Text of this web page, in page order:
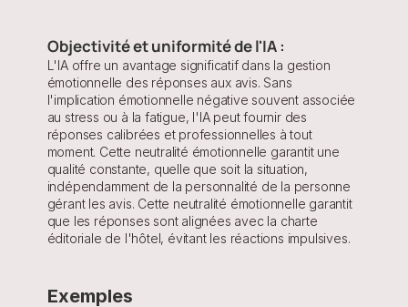
Objectivité et uniformité de l'IA :
L'IA offre un avantage significatif dans la gestion
émotionnelle des réponses aux avis. Sans
l'implication émotionnelle négative souvent associée
au stress ou à la fatigue, l'IA peut fournir des
réponses calibrées et professionnelles à tout
moment. Cette neutralité émotionnelle garantit une
qualité constante, quelle que soit la situation,
indépendamment de la personnalité de la personne
gérant les avis. Cette neutralité émotionnelle garantit
que les réponses sont alignées avec la charte
éditoriale de l'hôtel, évitant les réactions impulsives.
Exemples